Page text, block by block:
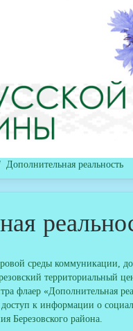
Дополнительная реальность
среды коммуникации,
территориальный
флаер «Дополнительная
к информации о
Березовского района.